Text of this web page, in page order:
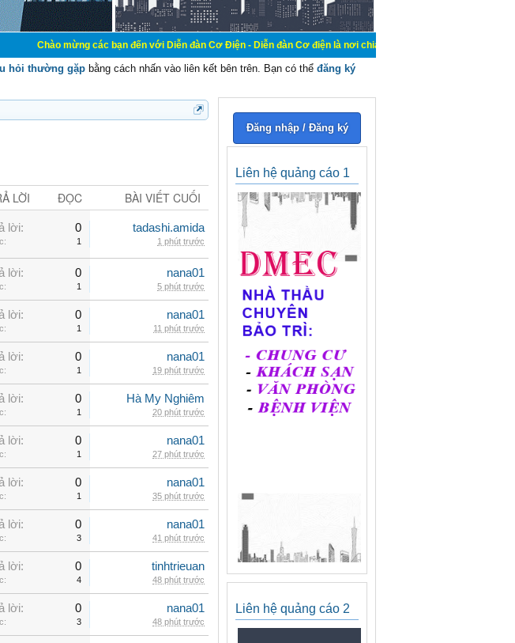
Chào mừng các bạn đến với Diễn đàn Cơ Điện - Diễn đàn Cơ điện là nơi chia sẽ kiến thức kinh nghiệm trong
hỏi thường gặp bằng cách nhấn vào liên kết bên trên. Bạn có thể đăng ký
LỜI ĐỌC BÀI VIẾT CUỐI
lời: 0
1
tadashi.amida
1 phút trước
lời: 0
1
nana01
5 phút trước
lời: 0
1
nana01
11 phút trước
lời: 0
1
nana01
19 phút trước
lời: 0
1
Hà My Nghiêm
20 phút trước
lời: 0
1
nana01
27 phút trước
lời: 0
1
nana01
35 phút trước
lời: 0
3
nana01
41 phút trước
lời: 0
4
tinhtrieuan
48 phút trước
lời: 0
3
nana01
48 phút trước
Đăng nhập / Đăng ký
Liên hệ quảng cáo 1
Liên hệ quảng cáo 2